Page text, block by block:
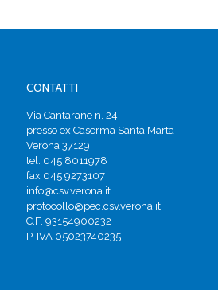
CONTATTI
Via Cantarane n. 24
presso ex Caserma Santa Marta
Verona 37129
tel. 045 8011978
fax 045 9273107
info@csv.verona.it
protocollo@pec.csv.verona.it
C.F. 93154900232
P. IVA 05023740235